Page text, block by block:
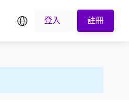
繁中登入 註冊